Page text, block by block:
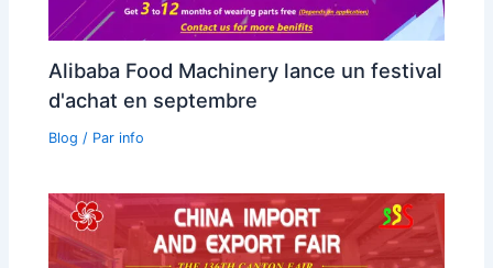
Alibaba Food Machinery lance un festival
d'achat en septembre
Blog / Parinfo